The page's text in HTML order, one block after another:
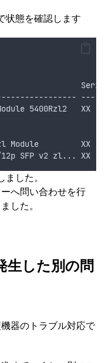
状態を確認します
5400Rzl2   XX　
Module         XX　
SFP v2 zl... XX　
した。
へ問い合わせを行
した。
した別の問
器のトラブル対応で